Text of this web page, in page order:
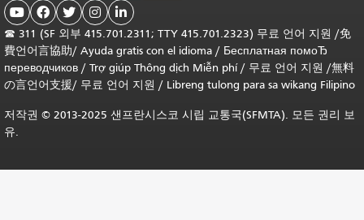
    
☎ 311 (SF 외부 415.701.2311; TTY 415.701.2323) 무료 언어 지원 /免
費언어言協助/ Ayuda gratis con el idioma / Бесплатная помоЂ
переводчиков / Trợ giúp Thông dịch Miễn phí/ 무료 언어 지원 /無料
の言언어支援/ 무료 언어 지원 / Libreng tulong para sa wikang Filipino
저작권 © 2013-2025 샌프란시스코 시립 교통국(SFMTA). 모든 권리 보
유.